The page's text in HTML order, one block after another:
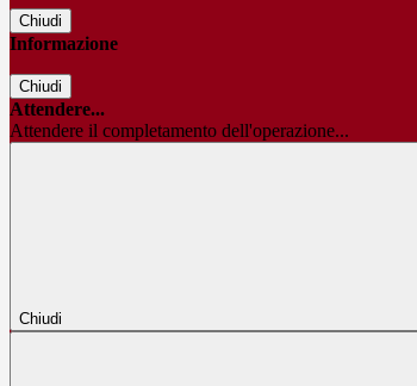
Chiudi
Informazione
Chiudi
Attendere...
Attendere il completamento dell'operazione...
Chiudi